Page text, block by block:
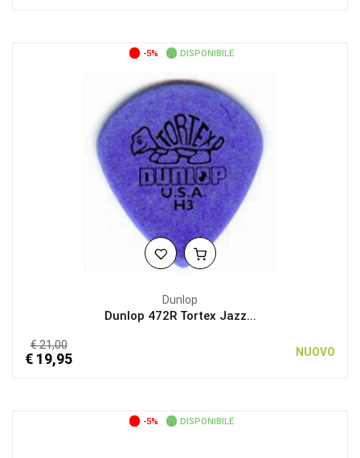
-5% DISPONIBILE
Dunlop
Dunlop 472R Tortex Jazz...
€ 21,00
€ 19,95 NUOVO
-5% DISPONIBILE